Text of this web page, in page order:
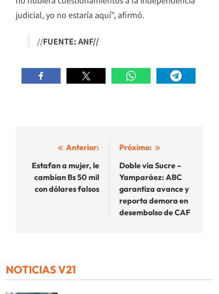
judicial, yo no estaría aquí”, afirmó.
//FUENTE: ANF//
Navegación
de
entradas
Anterior:
Estafan a mujer, le
cambian Bs 50 mil
con dólares falsos
Próximo:
Doble vía Sucre –
Yamparáez: ABC
garantiza avance y
reporta demora en
desembolso de CAF
NOTICIAS V21